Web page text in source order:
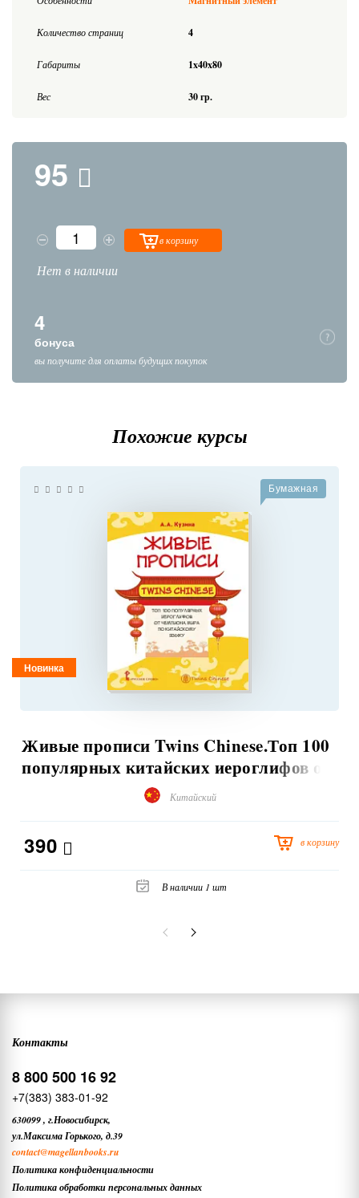
Количество страниц 4
Габариты 1x40x80
Вес 30 гр.
95
в корзину
Нет в наличии
4
бонуса
вы получите для оплаты будущих покупок
Похожие курсы
Бумажная
Новинка
Живые прописи Twins Chinese.Топ 100
популярных китайских иероглифов от
чемпиона мира по китайскому языку
Китайский
390 в корзину
В наличии 1 шт
Контакты
8 800 500 16 92
+7(383) 383-01-92
630099, г.Новосибирск,
ул.Максима Горького, д.39
contact@magellanbooks.ru
Политика конфиденциальности
Политика обработки персональных данных